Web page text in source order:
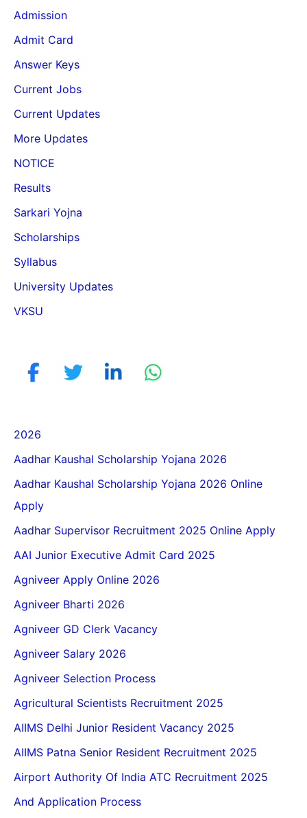
Admission
Admit Card
Answer Keys
Current Jobs
Current Updates
More Updates
NOTICE
Results
Sarkari Yojna
Scholarships
Syllabus
University Updates
VKSU
2026
Aadhar Kaushal Scholarship Yojana 2026
Aadhar Kaushal Scholarship Yojana 2026 Online
Apply
Aadhar Supervisor Recruitment 2025 Online Apply
AAI Junior Executive Admit Card 2025
Agniveer Apply Online 2026
Agniveer Bharti 2026
Agniveer GD Clerk Vacancy
Agniveer Salary 2026
Agniveer Selection Process
Agricultural Scientists Recruitment 2025
AIIMS Delhi Junior Resident Vacancy 2025
AIIMS Patna Senior Resident Recruitment 2025
Airport Authority Of India ATC Recruitment 2025
And Application Process